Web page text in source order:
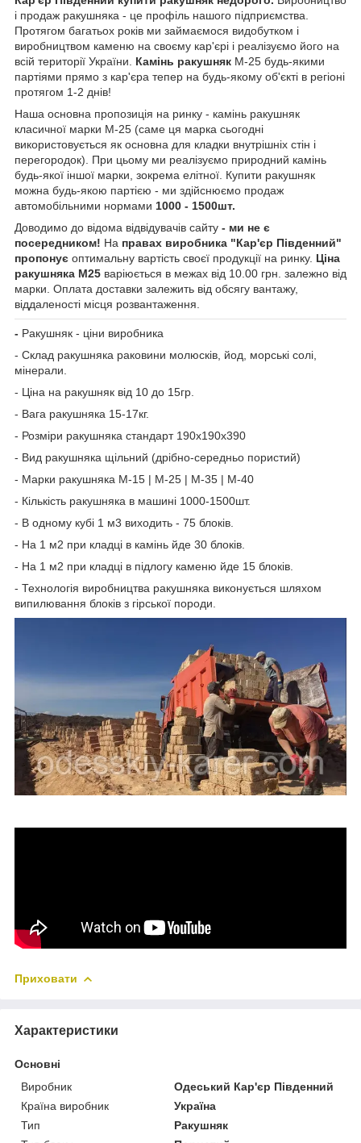
і продаж ракушняка - це профіль нашого підприємства.
Протягом багатьох років ми займаємося видобутком і
виробництвом каменю на своєму кар'єрі і реалізуємо його на
всій території України. Камінь ракушняк М-25 будь-якими
партіями прямо з кар'єра тепер на будь-якому об'єкті в регіоні
протягом 1-2 днів!
Наша основна пропозиція на ринку - камінь ракушняк
класичної марки М-25 (саме ця марка сьогодні
використовується як основна для кладки внутрішніх стін і
перегородок). При цьому ми реалізуємо природний камінь
будь-якої іншої марки, зокрема елітної. Купити ракушняк
можна будь-якою партією - ми здійснюємо продаж
автомобільними нормами 1000 - 1500шт.
Доводимо до відома відвідувачів сайту - ми не є
посередником! На правах виробника "Кар'єр Південний"
пропонує оптимальну вартість своєї продукції на ринку. Ціна
ракушняка М25 варіюється в межах від 10.00 грн. залежно від
марки. Оплата доставки залежить від обсягу вантажу,
віддаленості місця розвантаження.
- Ракушняк - ціни виробника
- Склад ракушняка раковини молюсків, йод, морські солі,
мінерали.
- Ціна на ракушняк від 10 до 15гр.
- Вага ракушняка 15-17кг.
- Розміри ракушняка стандарт 190х190х390
- Вид ракушняка щільний (дрібно-середньо пористий)
- Марки ракушняка М-15 | М-25 | М-35 | М-40
- Кількість ракушняка в машині 1000-1500шт.
- В одному кубі 1 м3 виходить - 75 блоків.
- На 1 м2 при кладці в камінь йде 30 блоків.
- На 1 м2 при кладці в підлогу каменю йде 15 блоків.
- Технологія виробництва ракушняка виконується шляхом
випилювання блоків з гірської породи.
Приховати
Характеристики
Основні
Виробник
Одеський Кар'єр Південний
Країна виробник
Україна
Тип
Ракушняк